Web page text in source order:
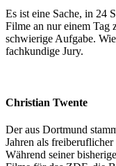
Es ist eine Sache, in 24
Filme an nur einem Tag
schwierige Aufgabe.
fachkundige Jury.
Christian Twente
Der aus Dortmund
Jahren als
Während seiner